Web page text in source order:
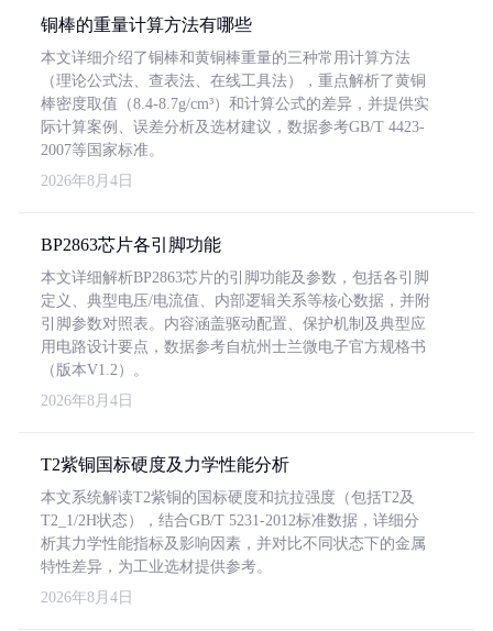
铜棒的重量计算方法有哪些
本文详细介绍了铜棒和黄铜棒重量的三种常用计算方法
（理论公式法、查表法、在线工具法），重点解析了黄铜
棒密度取值（8.4-8.7g/cm³）和计算公式的差异，并提供实
际计算案例、误差分析及选材建议，数据参考GB/T 4423-
2007等国家标准。
2026年8月4日
BP2863芯片各引脚功能
本文详细解析BP2863芯片的引脚功能及参数，包括各引脚
定义、典型电压/电流值、内部逻辑关系等核心数据，并附
引脚参数对照表。内容涵盖驱动配置、保护机制及典型应
用电路设计要点，数据参考自杭州士兰微电子官方规格书
（版本V1.2）。
2026年8月4日
T2紫铜国标硬度及力学性能分析
本文系统解读T2紫铜的国标硬度和抗拉强度（包括T2及
T2_1/2H状态），结合GB/T 5231-2012标准数据，详细分
析其力学性能指标及影响因素，并对比不同状态下的金属
特性差异，为工业选材提供参考。
2026年8月4日